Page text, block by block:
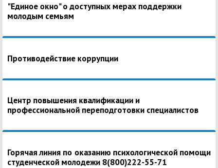
"Единое окно" о доступных мерах поддержки
молодым семьям
Противодействие коррупции
Центр повышения квалификации и
профессиональной переподготовки специалистов
Горячая линия по оказанию психологической помощи
студенческой молодежи 8(800)222-55-71